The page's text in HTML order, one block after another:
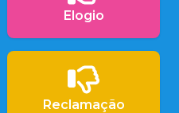
Elogio
Reclamação